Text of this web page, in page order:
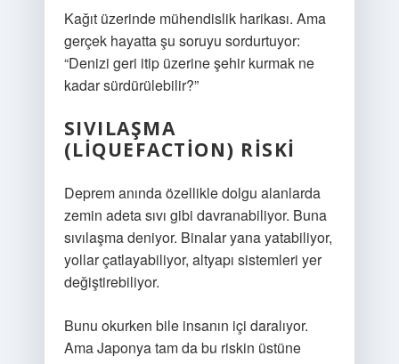
Kağıt üzerinde mühendislik harikası. Ama
gerçek hayatta şu soruyu sordurtuyor:
“Denizi geri itip üzerine şehir kurmak ne
kadar sürdürülebilir?”
SIVILAŞMA
(LIQUEFACTION) RISKI
Deprem anında özellikle dolgu alanlarda
zemin adeta sıvı gibi davranabiliyor. Buna
sıvılaşma deniyor. Binalar yana yatabiliyor,
yollar çatlayabiliyor, altyapı sistemleri yer
değiştirebiliyor.
Bunu okurken bile insanın içi daralıyor.
Ama Japonya tam da bu riskin üstüne